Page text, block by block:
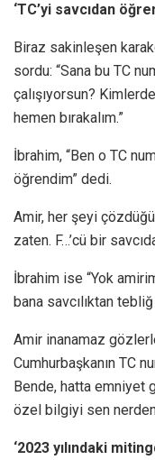
‘TC’yi savcıdan
Biraz sakinleşen
sordu: “Sana bu TC
çalışıyorsun?
hemen bırakalım.”
İbrahim, “Ben o TC
öğrendim” dedi.
Amir, her şeyi
zaten. F…’cü bir
İbrahim ise “Yok
bana savcılıktan
Amir inanamaz
Cumhurbaşkanın TC
Bende, hatta emniyet
özel bilgiyi sen
‘2023 yılındaki